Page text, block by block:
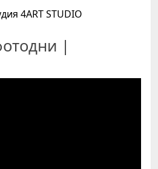
4ART STUDIO
|